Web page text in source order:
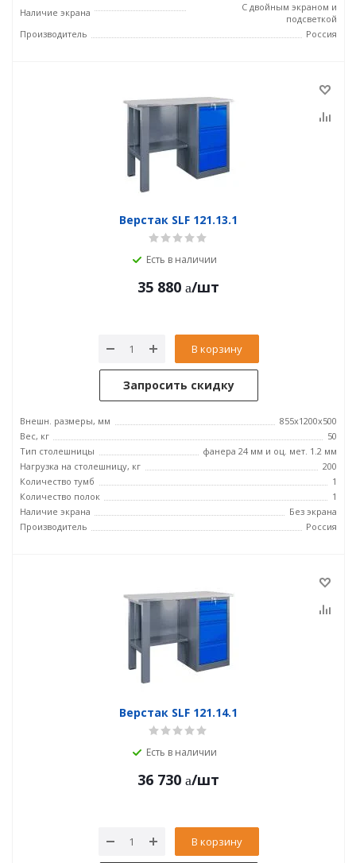
Наличие экрана
С двойным экраном и
подсветкой
Производитель
Россия
Верстак SLF 121.13.1
Есть в наличии
35 880 /шт
В корзину
Запросить скидку
Внешн. размеры, мм
855x1200x500
Вес, кг
50
Тип столешницы
фанера 24 мм и оц. мет. 1.2 мм
Нагрузка на столешницу, кг
200
Количество тумб
1
Количество полок
1
Наличие экрана
Без экрана
Производитель
Россия
Верстак SLF 121.14.1
Есть в наличии
36 730 /шт
В корзину